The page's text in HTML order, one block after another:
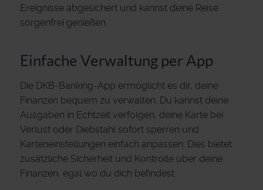
Ereignisse abgesichert und kannst deine Reise
sorgenfrei genießen.
Einfache Verwaltung per App
Die DKB-Banking-App ermöglicht es dir, deine
Finanzen bequem zu verwalten. Du kannst deine
Ausgaben in Echtzeit verfolgen, deine Karte bei
Verlust oder Diebstahl sofort sperren und
Karteneinstellungen einfach anpassen. Dies bietet
zusätzliche Sicherheit und Kontrolle über deine
Finanzen, egal wo du dich befindest.